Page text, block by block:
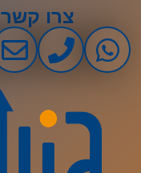
צרו קשר